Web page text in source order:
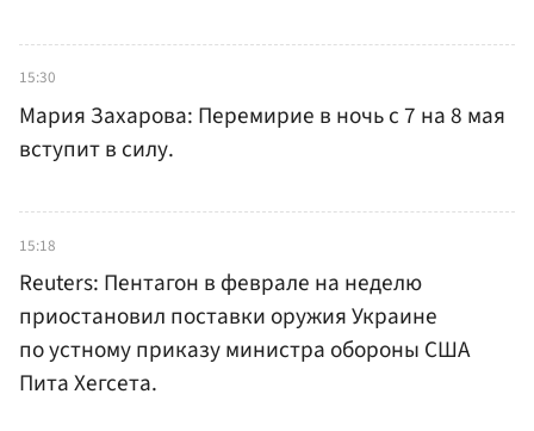
15:30
Мария Захарова: Перемирие в ночь с 7 на 8 мая
вступит в силу.
15:18
Reuters: Пентагон в феврале на неделю
приостановил поставки оружия Украине
по устному приказу министра обороны США
Пита Хегсета.